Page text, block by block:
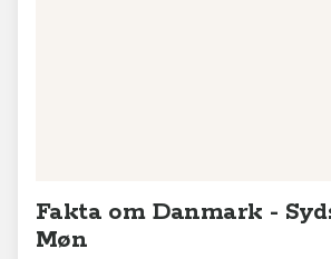
Fakta om Danmark -
Møn